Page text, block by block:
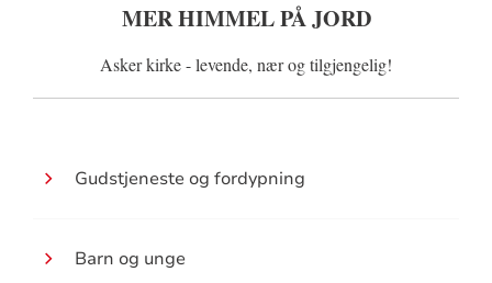
MER HIMMEL PÅ JORD
Asker kirke - levende, nær og tilgjengelig!
Gudstjeneste og fordypning
Barn og unge